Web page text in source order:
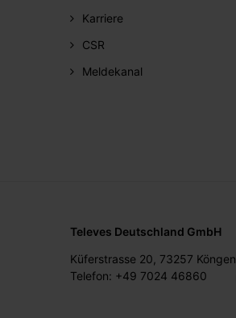
Karriere
CSR
Meldekanal
Televes Deutschland GmbH
Küferstrasse 20, 73257 Köngen
Telefon: +49 7024 46860